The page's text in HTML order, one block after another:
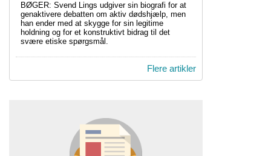
BØGER: Svend Lings udgiver sin biografi for at
genaktivere debatten om aktiv dødshjælp, men
han ender med at skygge for sin legitime
holdning og for et konstruktivt bidrag til det
svære etiske spørgsmål.
Flere artikler